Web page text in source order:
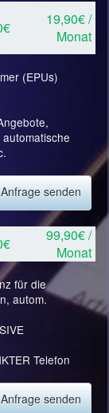
19,90€ /
Monat
(EPUs)
senden
99,90€ /
Monat
für die
autom.
Telefon
senden